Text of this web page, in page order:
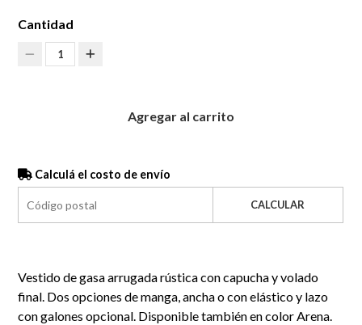
Cantidad
1
Agregar al carrito
Calculá el costo de envío
CALCULAR
Vestido de gasa arrugada rústica con capucha y volado
final. Dos opciones de manga, ancha o con elástico y lazo
con galones opcional. Disponible también en color Arena.